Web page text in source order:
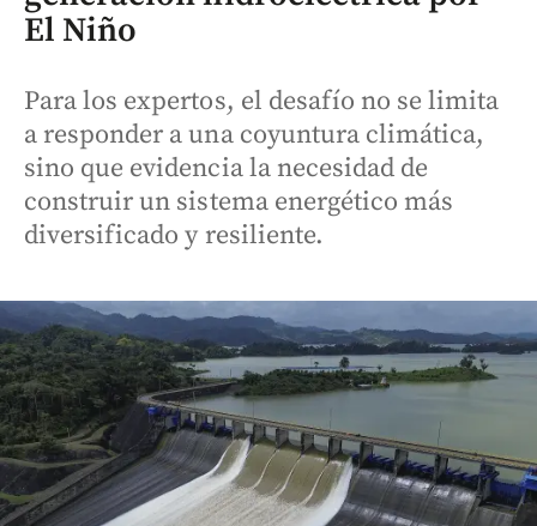
El Niño
Para los expertos, el desafío no se limita
a responder a una coyuntura climática,
sino que evidencia la necesidad de
construir un sistema energético más
diversificado y resiliente.